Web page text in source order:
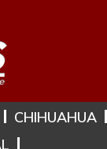
CHIHUAHUA